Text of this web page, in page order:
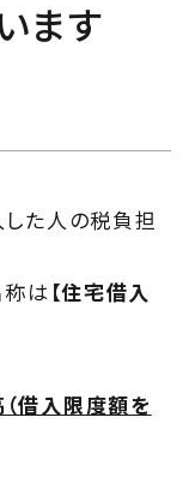
ます
た人の税負担
称は 【住宅借入
借入限度額を